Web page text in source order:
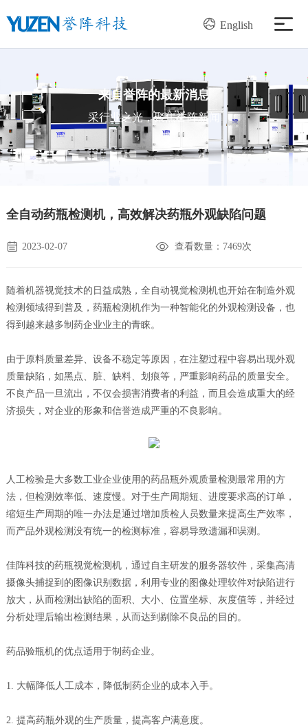
English
产品中心
解决方案
服务支持
关于我们
联系&服务
来自誉阵的最新消息
采行业之光，聚焦誉阵新闻
全自动药瓶检测机，高效解决药瓶外观缺陷问题
2023-02-07 查看数量：7469次
随着机器视觉技术的日益成熟，全自动视觉检测机也开始在制造外观
检测领域得到普及，药瓶检测机作为一种智能化的外观检测设备，也
得到越来越多制药企业业主的青睐。
由于原料质量差异、设备不稳定等原因，在注塑过程中容易出现外观
质量缺陷，如黑点、脏、缺料、划痕等，严重影响药品的质量安全。
不良产品一旦流出，不仅会损害消费者的利益，而且会造成重大的经
济损失，对企业的形象和信誉造成严重的不良影响。
人工检验是大多数工业企业使用的药品瓶外观质量检测最常用的方
法，但检测效率低、速度慢。对于生产周期短、进度要求高的订单，
缩短生产周期的唯一办法是通过增加质检人员数量来提高生产效率，
而产品外观检测没有统一的检测标准，容易导致遗漏和误测。
佳阵科技的药瓶视觉检测机，通过自主研发的服务器软件，采集高清
摄像头捕捉到的图像识别数据，利用专业的图像处理软件对缺陷进行
放大，从而检测出缺陷的面积、大小、位置坐标、灰度值等，并经过
分析处理后输出检测结果，从而达到剔除不良品的目的。
药品验瓶机的优点适用于制药企业。
1. 大幅降低人工成本，降低制药企业的成本入手。
2. 提高药瓶外观的生产质量，提高客户满意度。